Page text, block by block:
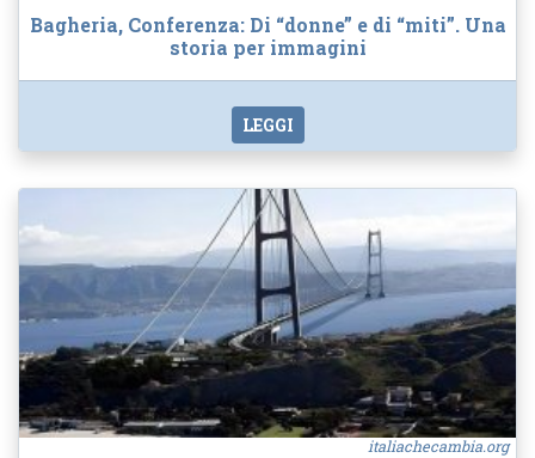
Bagheria, Conferenza: Di “donne” e di “miti”. Una
storia per immagini
LEGGI
italiachecambia.org